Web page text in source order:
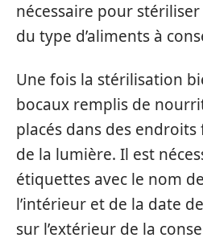
nécessaire pour
du type d’aliments à
Une fois la stérilisation
bocaux remplis de
placés dans des endroits
de la lumière. Il est
étiquettes avec le nom
l’intérieur et de la date
sur l’extérieur de la